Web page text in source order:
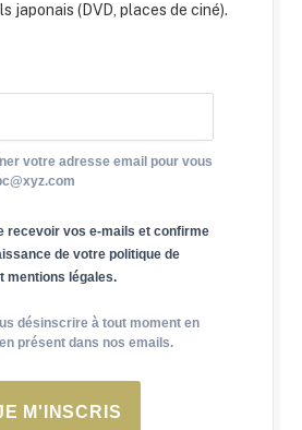
japonais (DVD, places de ciné).
votre adresse email pour vous
recevoir vos e-mails et confirme
de votre politique de
mentions légales.
désinscrire à tout moment en
présent dans nos emails.
M'INSCRIS